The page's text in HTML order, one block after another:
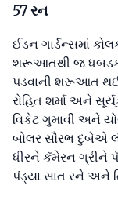
57 રન
ઈડન ગાર્ડન્સમાં
શરૂઆતથી જ
પડવાની શરૂઆત થઈ
રોહિત શર્મા અને
વિકેટ ગુમાવી અને
બોલર સૌરભ દુબેએ
ધીરને કૅમેરન ગ્રીને
પંડ્યા સાત રને અને